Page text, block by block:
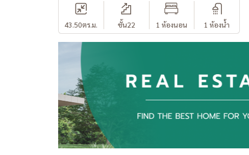
43.50ตร.ม. ชั้น22 1 ห้องนอน 1 ห้องน้ำ